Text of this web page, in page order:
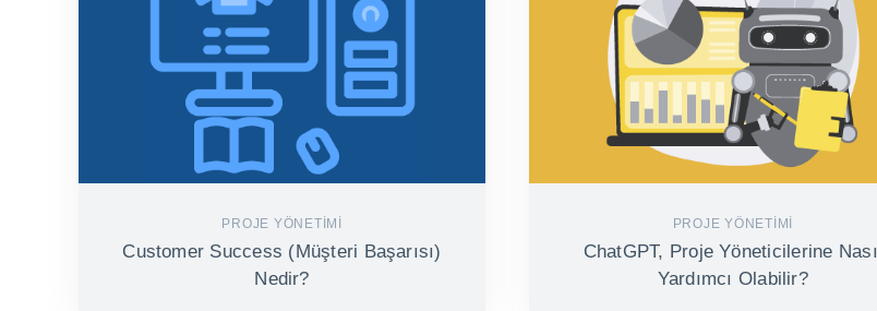
PROJE YÖNETIMI
Customer Success (Müşteri Başarısı)
Nedir?
PROJE YÖNETIMI
ChatGPT, Proje Yöneticilerine Nasıl
Yardımcı Olabilir?